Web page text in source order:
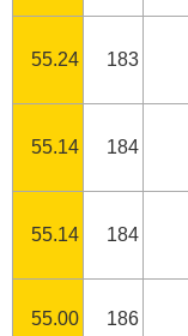
55.24 183
55.14 184
55.14 184
55.00 186